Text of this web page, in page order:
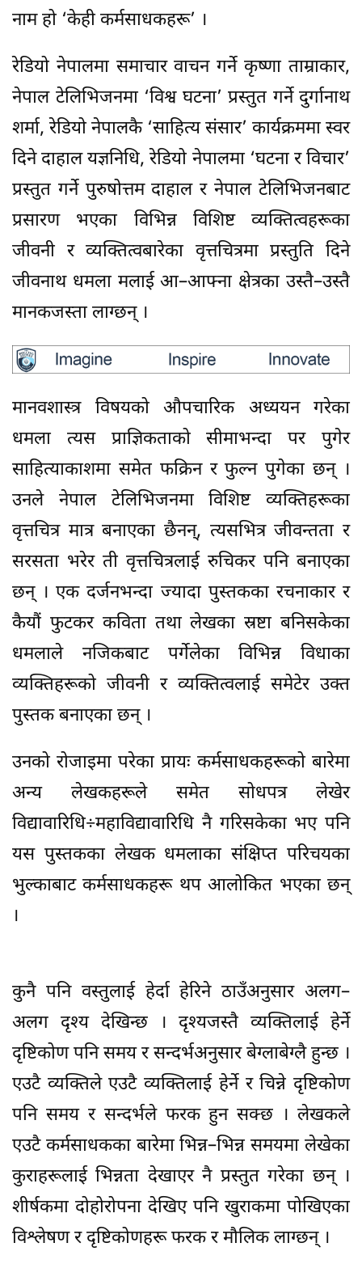
नाम हो ‘केही कर्मसाधकहरू’ ।
रेडियो नेपालमा समाचार वाचन गर्ने कृष्णा ताम्राकार,
नेपाल टेलिभिजनमा ‘विश्व घटना’ प्रस्तुत गर्ने दुर्गानाथ
शर्मा, रेडियो नेपालकै ‘साहित्य संसार’ कार्यक्रममा स्वर
दिने दाहाल यज्ञनिधि, रेडियो नेपालमा ‘घटना र विचार’
प्रस्तुत गर्ने पुरुषोत्तम दाहाल र नेपाल टेलिभिजनबाट
प्रसारण भएका विभिन्न विशिष्ट व्यक्तित्वहरूका
जीवनी र व्यक्तित्वबारेका वृत्तचित्रमा प्रस्तुति दिने
जीवनाथ धमला मलाई आ–आफ्ना क्षेत्रका उस्तै–उस्तै
मानकजस्ता लाग्छन् ।
मानवशास्त्र विषयको औपचारिक अध्ययन गरेका
धमला त्यस प्राज्ञिकताको सीमाभन्दा पर पुगेर
साहित्याकाशमा समेत फक्रिन र फुल्न पुगेका छन् ।
उनले नेपाल टेलिभिजनमा विशिष्ट व्यक्तिहरूका
वृत्तचित्र मात्र बनाएका छैनन्, त्यसभित्र जीवन्तता र
सरसता भरेर ती वृत्तचित्रलाई रुचिकर पनि बनाएका
छन् । एक दर्जनभन्दा ज्यादा पुस्तकका रचनाकार र
कैयौं फुटकर कविता तथा लेखका स्रष्टा बनिसकेका
धमलाले नजिकबाट पर्गेलेका विभिन्न विधाका
व्यक्तिहरूको जीवनी र व्यक्तित्वलाई समेटेर उक्त
पुस्तक बनाएका छन् ।
उनको रोजाइमा परेका प्रायः कर्मसाधकहरूको बारेमा
अन्य लेखकहरूले समेत सोधपत्र लेखेर
विद्यावारिधि÷महाविद्यावारिधि नै गरिसकेका भए पनि
यस पुस्तकका लेखक धमलाका संक्षिप्त परिचयका
भुल्काबाट कर्मसाधकहरू थप आलोकित भएका छन्
।
कुनै पनि वस्तुलाई हेर्दा हेरिने ठाउँअनुसार अलग–
अलग दृश्य देखिन्छ । दृश्यजस्तै व्यक्तिलाई हेर्ने
दृष्टिकोण पनि समय र सन्दर्भअनुसार बेग्लाबेग्लै हुन्छ ।
एउटै व्यक्तिले एउटै व्यक्तिलाई हेर्ने र चिन्ने दृष्टिकोण
पनि समय र सन्दर्भले फरक हुन सक्छ । लेखकले
एउटै कर्मसाधकका बारेमा भिन्न–भिन्न समयमा लेखेका
कुराहरूलाई भिन्नता देखाएर नै प्रस्तुत गरेका छन् ।
शीर्षकमा दोहोरोपना देखिए पनि खुराकमा पोखिएका
विश्लेषण र दृष्टिकोणहरू फरक र मौलिक लाग्छन् ।